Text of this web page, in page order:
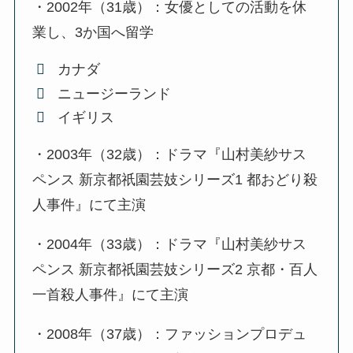
・2002年（31歳）：女優としての活動を休
業し、3か国へ留学
カナダ
ニュージーランド
イギリス
・2003年（32歳）：ドラマ『山村美紗サス
ペンス 新京都祇園芸妓シリーズ1 都おどり殺
人事件』にて主演
・2004年（33歳）：ドラマ『山村美紗サス
ペンス 新京都祇園芸妓シリーズ2 京都・百人
一首殺人事件』にて主演
・2008年（37歳）：ファッションプロデュ